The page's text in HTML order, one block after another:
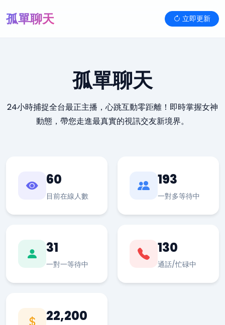
孤單聊天 立即更新
孤單聊天
24小時捕捉全台最正主播，心跳互動零距離！即時掌握女神
動態，帶您走進最真實的視訊交友新境界。
60
目前在線人數
193
一對多等待中
31
一對一等待中
130
通話/忙碌中
22,200